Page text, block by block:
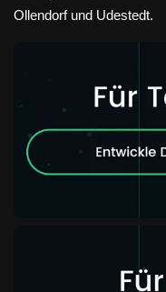
Ollendorf und Udestedt.